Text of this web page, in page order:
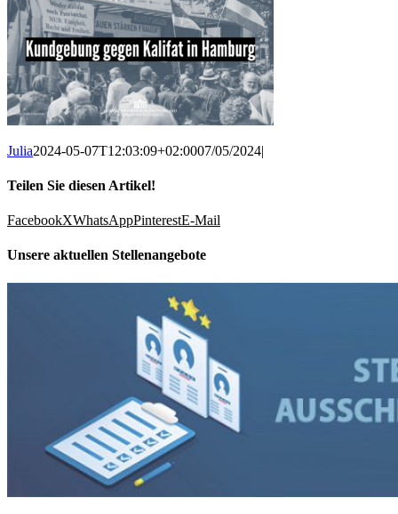
Julia2024-05-07T12:03:09+02:0007/05/2024|
Teilen Sie diesen Artikel!
FacebookXWhatsAppPinterestE-Mail
Unsere aktuellen Stellenangebote